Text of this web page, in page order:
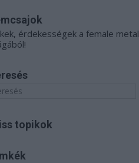
érdekességek a female metal
topikok